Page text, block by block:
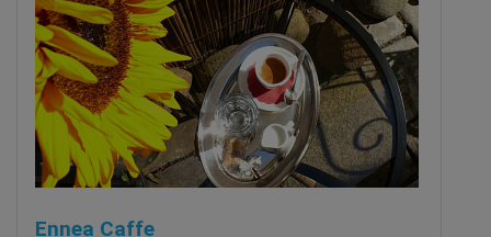
Ennea Caffe